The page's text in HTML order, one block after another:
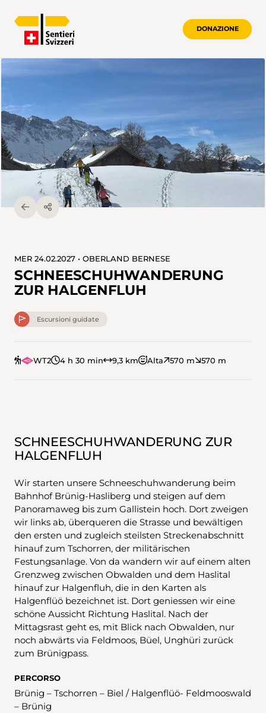
DONAZIONE
MER 24.02.2027 • OBERLAND BERNESE
SCHNEESCHUHWANDERUNG
ZUR HALGENFLUH
Escursioni guidate
WT2 4 h 30 min 9,3 km Alta 570 m 570 m
SCHNEESCHUHWANDERUNG ZUR
HALGENFLUH
Wir starten unsere Schneeschuhwanderung beim
Bahnhof Brünig-Hasliberg und steigen auf dem
Panoramaweg bis zum Gallistein hoch. Dort zweigen
wir links ab, überqueren die Strasse und bewältigen
den ersten und zugleich steilsten Streckenabschnitt
hinauf zum Tschorren, der militärischen
Festungsanlage. Von da wandern wir auf einem alten
Grenzweg zwischen Obwalden und dem Haslital
hinauf zur Halgenfluh, die in den Karten als
Halgenflüö bezeichnet ist. Dort geniessen wir eine
schöne Aussicht Richtung Haslital. Nach der
Mittagsrast geht es, mit Blick nach Obwalden, nur
noch abwärts via Feldmoos, Büel, Unghüri zurück
zum Brünigpass.
PERCORSO
Brünig – Tschorren – Biel / Halgenflüö- Feldmooswald
– Brünig